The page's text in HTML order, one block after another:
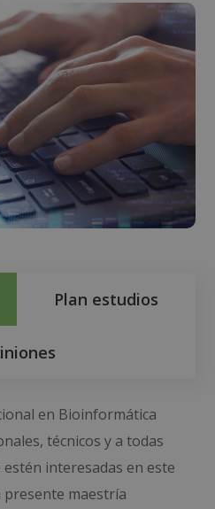
Plan estudios
en Bioinformática
técnicos y a todas
interesadas en este
maestría